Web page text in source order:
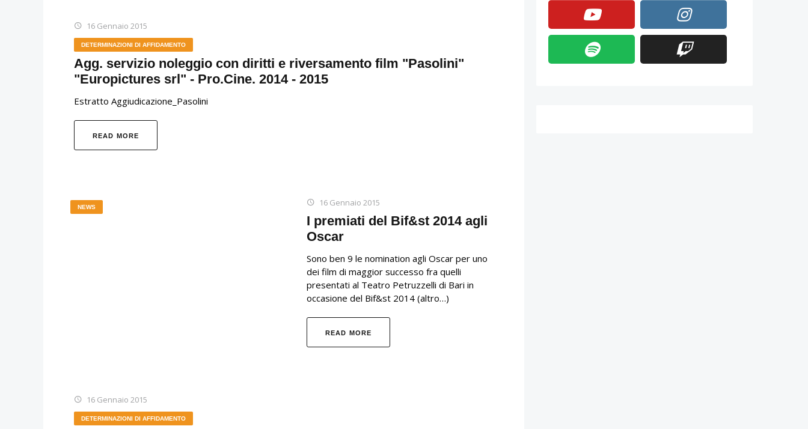
16 Gennaio 2015
DETERMINAZIONI DI AFFIDAMENTO
Agg. servizio noleggio con diritti e riversamento film "Pasolini"
"Europictures srl" - Pro.Cine. 2014 - 2015
Estratto Aggiudicazione_Pasolini
READ MORE
16 Gennaio 2015
NEWS
I premiati del Bif&st 2014 agli
Oscar
Sono ben 9 le nomination agli Oscar per uno
dei film di maggior successo fra quelli
presentati al Teatro Petruzzelli di Bari in
occasione del Bif&st 2014 (altro…)
READ MORE
16 Gennaio 2015
DETERMINAZIONI DI AFFIDAMENTO